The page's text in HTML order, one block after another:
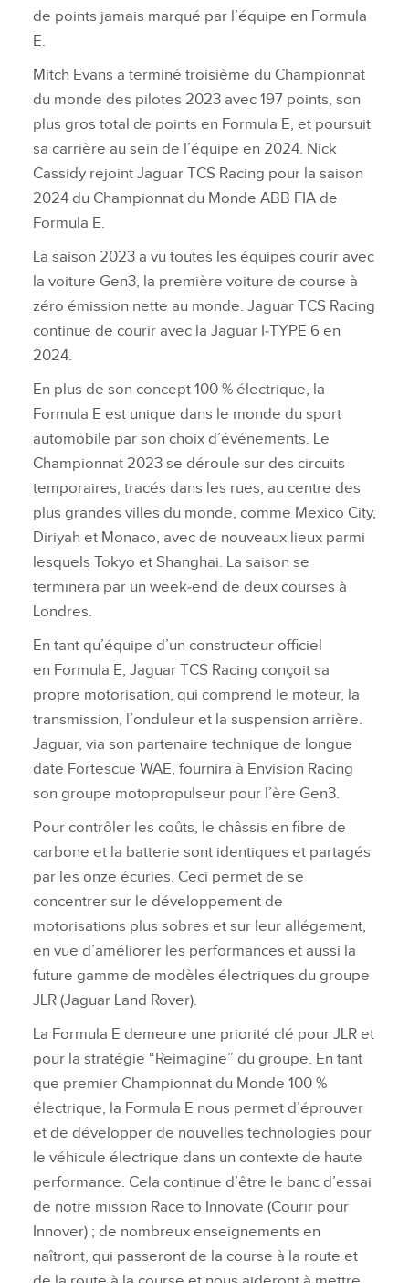
de points jamais marqué par l’équipe en Formula
E.
Mitch Evans a terminé troisième du Championnat
du monde des pilotes 2023 avec 197 points, son
plus gros total de points en Formula E, et poursuit
sa carrière au sein de l’équipe en 2024. Nick
Cassidy rejoint Jaguar TCS Racing pour la saison
2024 du Championnat du Monde ABB FIA de
Formula E.
La saison 2023 a vu toutes les équipes courir avec
la voiture Gen3, la première voiture de course à
zéro émission nette au monde. Jaguar TCS Racing
continue de courir avec la Jaguar I‑TYPE 6 en
2024.
En plus de son concept 100 % électrique, la
Formula E est unique dans le monde du sport
automobile par son choix d’événements. Le
Championnat 2023 se déroule sur des circuits
temporaires, tracés dans les rues, au centre des
plus grandes villes du monde, comme Mexico City,
Diriyah et Monaco, avec de nouveaux lieux parmi
lesquels Tokyo et Shanghai. La saison se
terminera par un week‑end de deux courses à
Londres.
En tant qu’équipe d’un constructeur officiel
en Formula E, Jaguar TCS Racing conçoit sa
propre motorisation, qui comprend le moteur, la
transmission, l’onduleur et la suspension arrière.
Jaguar, via son partenaire technique de longue
date Fortescue WAE, fournira à Envision Racing
son groupe motopropulseur pour l’ère Gen3.
Pour contrôler les coûts, le châssis en fibre de
carbone et la batterie sont identiques et partagés
par les onze écuries. Ceci permet de se
concentrer sur le développement de
motorisations plus sobres et sur leur allégement,
en vue d’améliorer les performances et aussi la
future gamme de modèles électriques du groupe
JLR (Jaguar Land Rover).
La Formula E demeure une priorité clé pour JLR et
pour la stratégie “Reimagine” du groupe. En tant
que premier Championnat du Monde 100 %
électrique, la Formula E nous permet d’éprouver
et de développer de nouvelles technologies pour
le véhicule électrique dans un contexte de haute
performance. Cela continue d’être le banc d’essai
de notre mission Race to Innovate (Courir pour
Innover) ; de nombreux enseignements en
naîtront, qui passeront de la course à la route et